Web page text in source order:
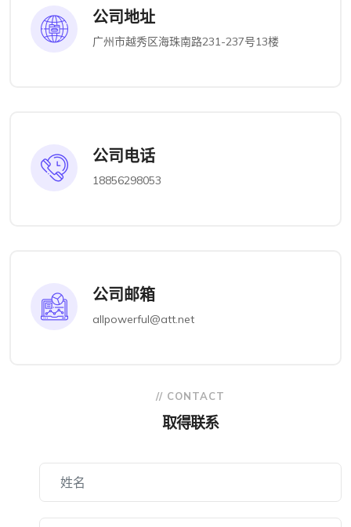
公司地址
广州市越秀区海珠南路231-237号13楼
公司电话
18856298053
公司邮箱
allpowerful@att.net
// CONTACT
取得联系